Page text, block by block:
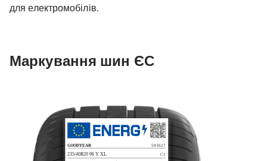
для електромобілів.
Маркування шин ЄС